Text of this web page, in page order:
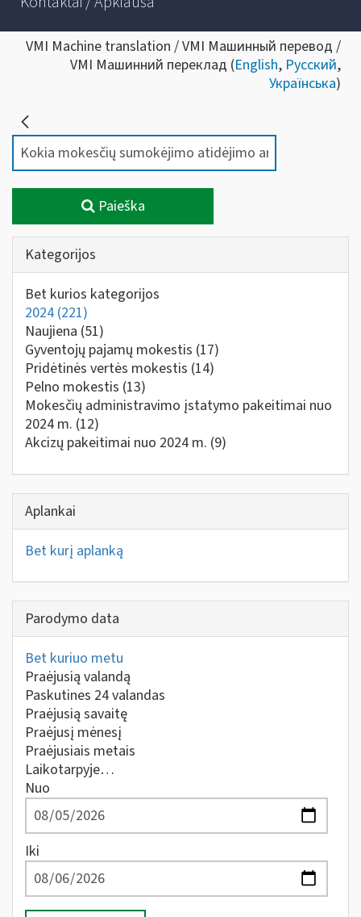
VMI Machine translation / VMI Машинный перевод /
VMI Машинний переклад (English, Русский,
Українська)
Paieška
Kategorijos
Bet kurios kategorijos
2024 (221)
Naujiena (51)
Gyventojų pajamų mokestis (17)
Pridėtinės vertės mokestis (14)
Pelno mokestis (13)
Mokesčių administravimo įstatymo pakeitimai nuo
2024 m. (12)
Akcizų pakeitimai nuo 2024 m. (9)
Aplankai
Bet kurį aplanką
Parodymo data
Bet kuriuo metu
Praėjusią valandą
Paskutines 24 valandas
Praėjusią savaitę
Praėjusį mėnesį
Praėjusiais metais
Laikotarpyje…
Nuo
Iki